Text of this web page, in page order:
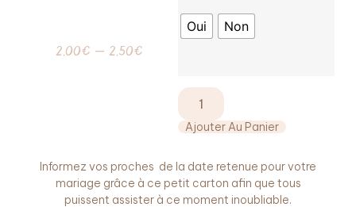
2,00€ – 2,50€
Oui Non
Ajouter Au Panier
Informez vos proches de la date retenue pour votre
mariage grâce à ce petit carton afin que tous
puissent assister à ce moment inoubliable.